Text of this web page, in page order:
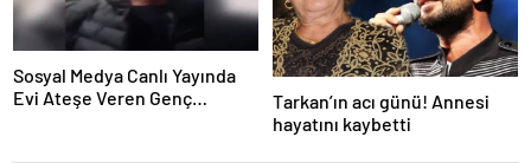
Sosyal Medya Canlı Yayında
Evi Ateşe Veren Genç
Tarkan’ın acı günü! Annesi
hayatını kaybetti